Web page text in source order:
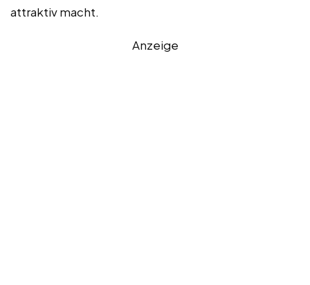
attraktiv macht.
Anzeige